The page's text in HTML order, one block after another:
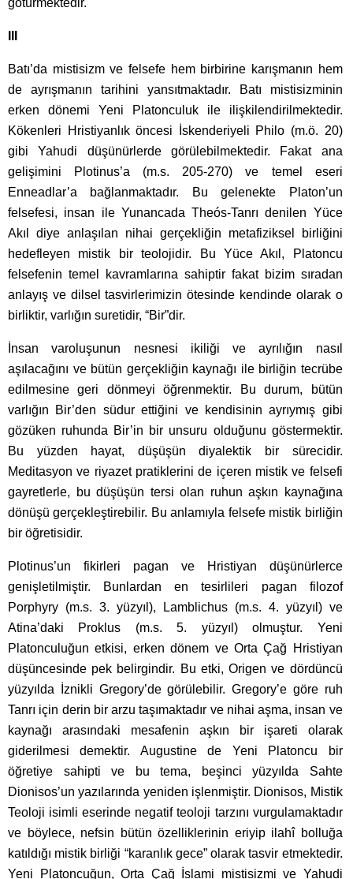
Batı’da mistisizm ve felsefe hem birbirine karışmanın hem
de ayrışmanın tarihini yansıtmaktadır. Batı mistisizminin
erken dönemi Yeni Platonculuk ile ilişkilendirilmektedir.
Kökenleri Hristiyanlık öncesi İskenderiyeli Philo (m.ö. 20)
gibi Yahudi düşünürlerde görülebilmektedir. Fakat ana
gelişimini Plotinus’a (m.s. 205-270) ve temel eseri
Enneadlar’a bağlanmaktadır. Bu gelenekte Platon’un
felsefesi, insan ile Yunancada Theós-Tanrı denilen Yüce
Akıl diye anlaşılan nihai gerçekliğin metafiziksel birliğini
hedefleyen mistik bir teolojidir. Bu Yüce Akıl, Platoncu
felsefenin temel kavramlarına sahiptir fakat bizim sıradan
anlayış ve dilsel tasvirlerimizin ötesinde kendinde olarak o
birliktir, varlığın suretidir, “Bir”dir.
İnsan varoluşunun nesnesi ikiliği ve ayrılığın nasıl
aşılacağını ve bütün gerçekliğin kaynağı ile birliğin tecrübe
edilmesine geri dönmeyi öğrenmektir. Bu durum, bütün
varlığın Bir’den südur ettiğini ve kendisinin ayrıymış gibi
gözüken ruhunda Bir’in bir unsuru olduğunu göstermektir.
Bu yüzden hayat, düşüşün diyalektik bir sürecidir.
Meditasyon ve riyazet pratiklerini de içeren mistik ve felsefi
gayretlerle, bu düşüşün tersi olan ruhun aşkın kaynağına
dönüşü gerçekleştirebilir. Bu anlamıyla felsefe mistik birliğin
bir öğretisidir.
Plotinus’un fikirleri pagan ve Hristiyan düşünürlerce
genişletilmiştir. Bunlardan en tesirlileri pagan filozof
Porphyry (m.s. 3. yüzyıl), Lamblichus (m.s. 4. yüzyıl) ve
Atina’daki Proklus (m.s. 5. yüzyıl) olmuştur. Yeni
Platonculuğun etkisi, erken dönem ve Orta Çağ Hristiyan
düşüncesinde pek belirgindir. Bu etki, Origen ve dördüncü
yüzyılda İznikli Gregory’de görülebilir. Gregory’e göre ruh
Tanrı için derin bir arzu taşımaktadır ve nihai aşma, insan ve
kaynağı arasındaki mesafenin aşkın bir işareti olarak
giderilmesi demektir. Augustine de Yeni Platoncu bir
öğretiye sahipti ve bu tema, beşinci yüzyılda Sahte
Dionisos’un yazılarında yeniden işlenmiştir. Dionisos, Mistik
Teoloji isimli eserinde negatif teoloji tarzını vurgulamaktadır
ve böylece, nefsin bütün özelliklerinin eriyip ilahî bolluğa
katıldığı mistik birliği “karanlık gece” olarak tasvir etmektedir.
Yeni Platoncuğun, Orta Çağ İslami mistisizmi ve Yahudi